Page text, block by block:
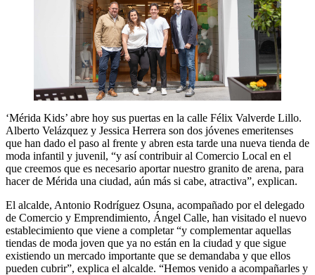
‘Mérida Kids’ abre hoy sus puertas en la calle Félix Valverde Lillo.
Alberto Velázquez y Jessica Herrera son dos jóvenes emeritenses
que han dado el paso al frente y abren esta tarde una nueva tienda de
moda infantil y juvenil, “y así contribuir al Comercio Local en el
que creemos que es necesario aportar nuestro granito de arena, para
hacer de Mérida una ciudad, aún más si cabe, atractiva”, explican.
El alcalde, Antonio Rodríguez Osuna, acompañado por el delegado
de Comercio y Emprendimiento, Ángel Calle, han visitado el nuevo
establecimiento que viene a completar “y complementar aquellas
tiendas de moda joven que ya no están en la ciudad y que sigue
existiendo un mercado importante que se demandaba y que ellos
pueden cubrir”, explica el alcalde. “Hemos venido a acompañarles y